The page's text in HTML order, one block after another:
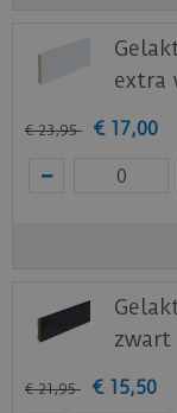
extra
€ 23,95 € 17,00
zwart
€ 21,95 € 15,50